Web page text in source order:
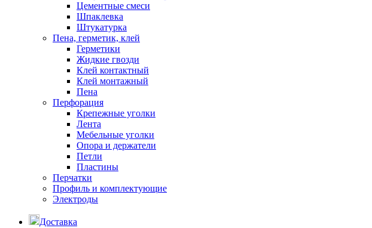
Цементные смеси
Шпаклевка
Штукатурка
Пена, герметик, клей
Герметики
Жидкие гвозди
Клей контактный
Клей монтажный
Пена
Перфорация
Крепежные уголки
Лента
Мебельные уголки
Опора и держатели
Петли
Пластины
Перчатки
Профиль и комплектующие
Электроды
Доставка